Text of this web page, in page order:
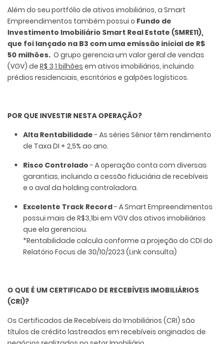
Além do seu portfólio de ativos imobiliários, a Smart
Empreendimentos também possui o Fundo de
Investimento Imobiliário Smart Real Estate (SMRE11),
que foi lançado na B3 com uma emissão inicial de R$
50 milhões. O grupo gerencia um valor geral de vendas
(VGV) de R$ 3,1 bilhões em ativos imobiliários, incluindo
prédios residenciais, escritórios e galpões logísticos.
POR QUE INVESTIR NESTA OPERAÇÃO?
Alta Rentabilidade - As séries Sênior têm rendimento
de Taxa DI + 2,5% ao ano.
Risco Controlado - A operação conta com diversas
garantias, incluindo a cessão fiduciária de recebíveis
e o aval da holding controladora.
Excelente Track Record- A Smart Empreendimentos
possui mais de R$3,1bi em VGV dos ativos imobiliários
que ela gerenciou.
*Rentabilidade calcula conforme a projeção do CDI do
Relatório Focus de 30/10/2023 (Link consulta)
O QUE É UM CERTIFICADO DE RECEBÍVEIS IMOBILIÁRIOS
(CRI)?
Os Certificados de Recebíveis do Imobiliários (CRI) são
títulos de crédito lastreados em recebíveis originados de